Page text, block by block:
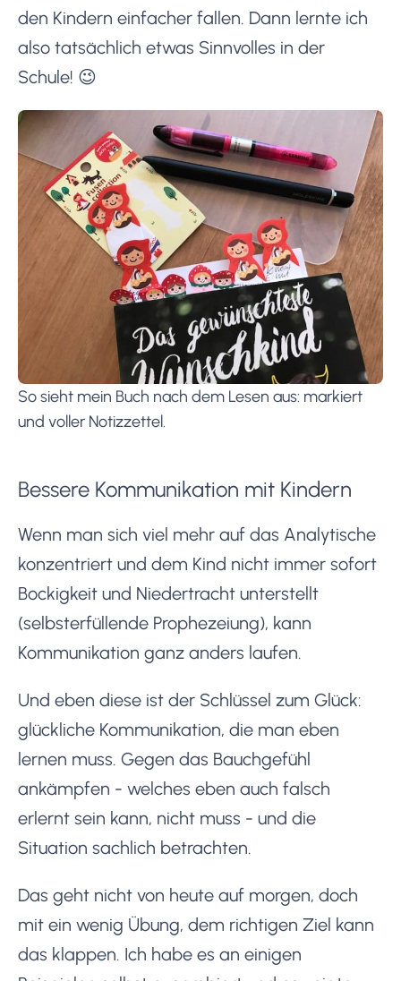
den Kindern einfacher fallen. Dann lernte ich
also tatsächlich etwas Sinnvolles in der
Schule! 😉
So sieht mein Buch nach dem Lesen aus: markiert
und voller Notizzettel.
Bessere Kommunikation mit Kindern
Wenn man sich viel mehr auf das Analytische
konzentriert und dem Kind nicht immer sofort
Bockigkeit und Niedertracht unterstellt
(selbsterfüllende Prophezeiung), kann
Kommunikation ganz anders laufen.
Und eben diese ist der Schlüssel zum Glück:
glückliche Kommunikation, die man eben
lernen muss. Gegen das Bauchgefühl
ankämpfen - welches eben auch falsch
erlernt sein kann, nicht muss - und die
Situation sachlich betrachten.
Das geht nicht von heute auf morgen, doch
mit ein wenig Übung, dem richtigen Ziel kann
das klappen. Ich habe es an einigen